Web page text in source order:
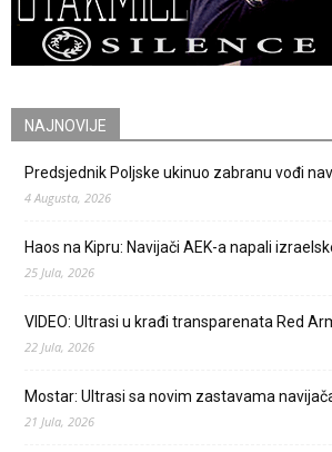
NAJNOVIJE
Predsjednik Poljske ukinuo zabranu vođi
4 Augusta, 2026
Haos na Kipru: Navijači AEK-a napali
25 Jula, 2026
VIDEO: Ultrasi u krađi transparenata Red
22 Jula, 2026
Mostar: Ultrasi sa novim zastavama
21 Jula, 2026